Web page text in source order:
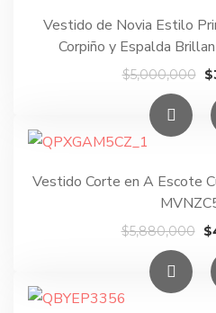
Vestido de Novia Estilo
Corpiño y Espalda
$5,000,000 El
$
Vestido Corte en A Escote
$5,880,000 El
$